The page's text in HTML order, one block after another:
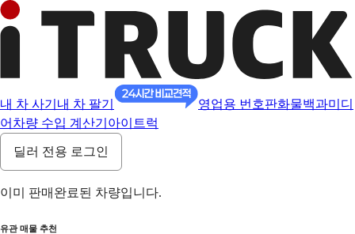
내 차 사기 내 차 팔기 영업용 번호판화물백과미디
어 차량 수입 계산기 아이트럭
딜러 전용 로그인
이미 판매완료된 차량입니다.
유관 매물 추천